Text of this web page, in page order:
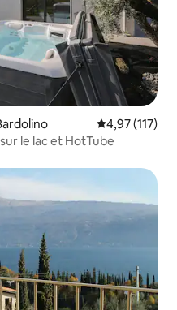
Évaluation
4,97 (117)
le lac et HotTube
appréciés